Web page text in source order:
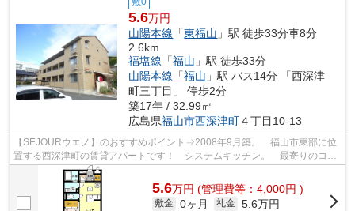
5.6万円
山陽本線 「東福山 」駅 徒歩33分車8分
2.6km
福塩線 「福山 」駅 徒歩33分
山陽本線 「福山 」駅 バス14分 「西深津
町三丁目」 停歩2分
築17年 / 32.99㎡
広島県福山市西深津町４丁目10-13
【SEJOURウエノ】のおすすめポイント⇒2008年9月築。 福山市東部に位
置する西深津町の賃貸アパートです！ システムキッチン。 最寄りのコン
ビニエンスストアまで徒歩約6分！！ 車で...
5.6万円 (管理費等：4,000円 )
敷金 0ヶ月 礼金 5.6万円